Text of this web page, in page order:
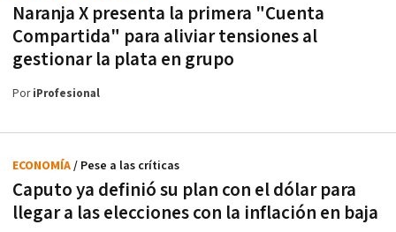
Naranja X presenta la primera "Cuenta
Compartida" para aliviar tensiones al
gestionar la plata en grupo
PoriProfesional
Caputo ya definió su plan con el dólar para
llegar a las elecciones con la inflación en baja
ECONOMÍA/ Pese a las críticas